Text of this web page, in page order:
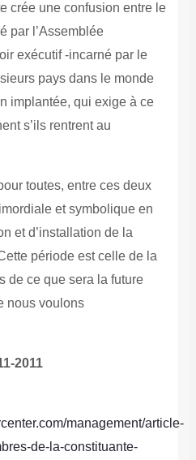
crée une confusion entre le
par l’Assemblée
exécutif -incarné par le
pays dans le monde
implantée, qui exige à ce
s’ils rentrent au
toutes, entre ces deux
et symbolique en
et d’installation de la
période est celle de la
de ce que sera la future
nous voulons
2011
management/article-
de-la-constituante-